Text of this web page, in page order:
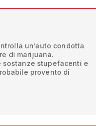
un’auto condotta
di marijuana.
sostanze stupefacenti e
provento di